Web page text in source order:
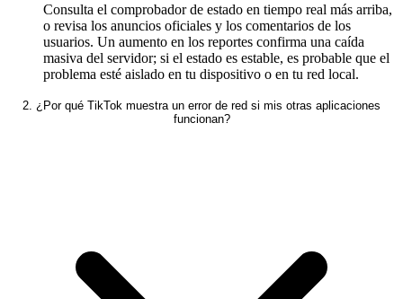
Consulta el comprobador de estado en tiempo real más arriba,
o revisa los anuncios oficiales y los comentarios de los
usuarios. Un aumento en los reportes confirma una caída
masiva del servidor; si el estado es estable, es probable que el
problema esté aislado en tu dispositivo o en tu red local.
2. ¿Por qué TikTok muestra un error de red si mis otras aplicaciones
funcionan?